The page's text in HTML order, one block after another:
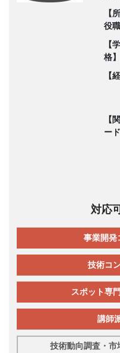
【
役職
【
格】
【
【
ード
対応
事業開発
技術コ
スポット専
講師
技術動向調査・市